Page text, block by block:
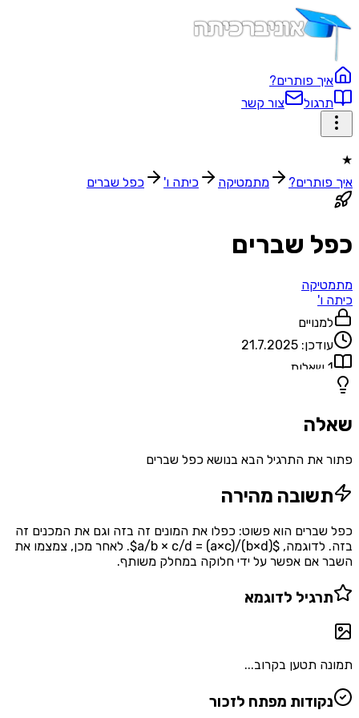
איך פותרים?
תרגול
צור קשר
★
איך פותרים?
מתמטיקה כיתה ו' כפל שברים
כפל שברים
מתמטיקה
כיתה ו'
למנויים
עודכן: 21.7.2025
1 שאלות
שאלה
פתור את התרגיל הבא בנושא כפל שברים
תשובה מהירה
כפל שברים הוא פשוט: כפלו את המונים זה בזה וגם את המכנים זה
בזה. לדוגמה, $a/b × c/d = (a×c)/(b×d)$. לאחר מכן, צמצמו את
השבר אם אפשר על ידי חלוקה במחלק משותף.
תרגיל לדוגמא
תמונה תטען בקרוב...
נקודות מפתח לזכור